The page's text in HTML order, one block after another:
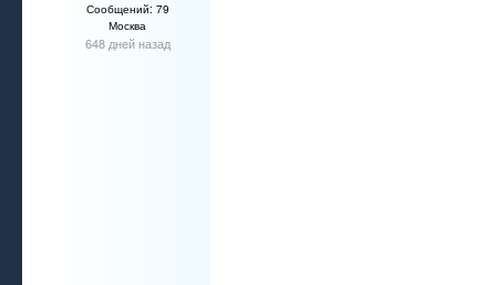
Сообщений: 79
Москва
648 дней назад